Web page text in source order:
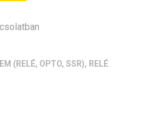
(RELÉ, OPTO, SSR), RELÉ